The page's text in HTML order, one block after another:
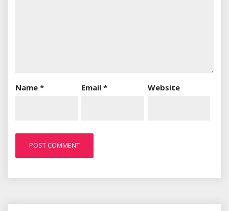
Name * Email* Website